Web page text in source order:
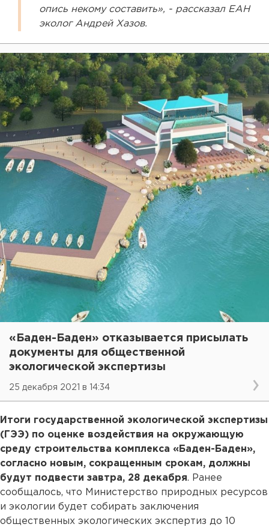
опись некому составить», - рассказал ЕАН
эколог Андрей Хазов.
«Баден-Баден» отказывается присылать
документы для общественной
экологической экспертизы
25 декабря 2021 в 14:34
Итоги государственной экологической экспертизы
(ГЭЭ) по оценке воздействия на окружающую
среду строительства комплекса «Баден-Баден»,
согласно новым, сокращенным срокам, должны
будут подвести завтра, 28 декабря. Ранее
сообщалось, что Министерство природных ресурсов
и экологии будет собирать заключения
общественных экологических экспертиз до 10